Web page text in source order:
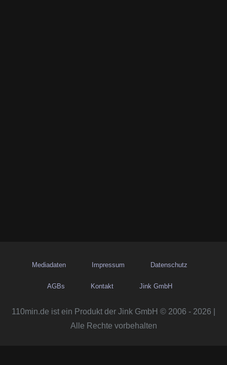
Mediadaten Impressum Datenschutz
AGBs Kontakt Jink GmbH
110min.de ist ein Produkt der Jink GmbH © 2006 - 2026 |
Alle Rechte vorbehalten